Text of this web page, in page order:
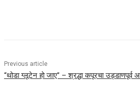
Previous article
“थोडा ग्लूटेन हो जाए” – श्रद्धा कपूरचा